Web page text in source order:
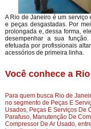
A Rio de Janeiro é um
e peças desgastadas. Por
prolongada e, dessa forma,
desempenhar a sua
efetuada por profissionais
acessórios de primeira linha.
Você conhece a
Para quem busca Rio de
no segmento de Peças E
Usados, Peças E Serviços De
Parafuso, Manutenção De
Compressor De Ar Usado,